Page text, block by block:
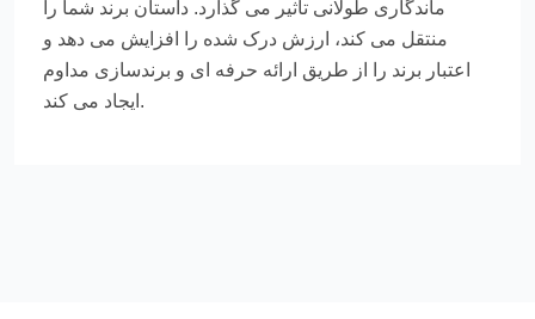
ماندگاری طولانی تأثیر می گذارد. داستان برند شما را
منتقل می کند، ارزش درک شده را افزایش می دهد و
اعتبار برند را از طریق ارائه حرفه ای و برندسازی مداوم
ایجاد می کند.